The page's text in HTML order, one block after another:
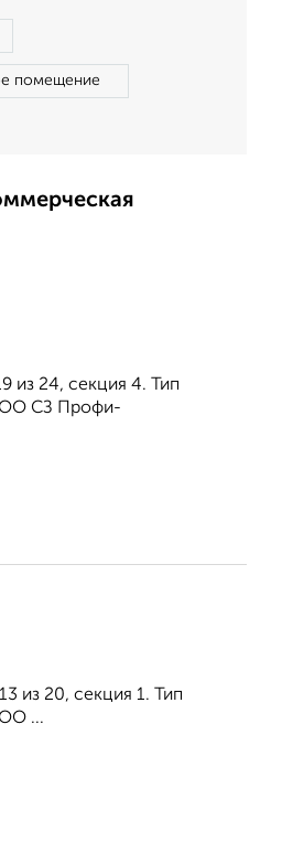
помещение
из 24, секция 4. Тип
СЗ Профи-
из 20, секция 1. Тип
...